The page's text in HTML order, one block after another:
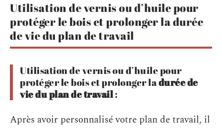
Utilisation de vernis ou d’huile pour
protéger le bois et prolonger la durée
de vie du plan de travail
Utilisation de vernis ou d’huile pour
protéger le bois et prolonger ladurée de
vie du plan de travail:
Après avoir personnalisé votre plan de travail, il